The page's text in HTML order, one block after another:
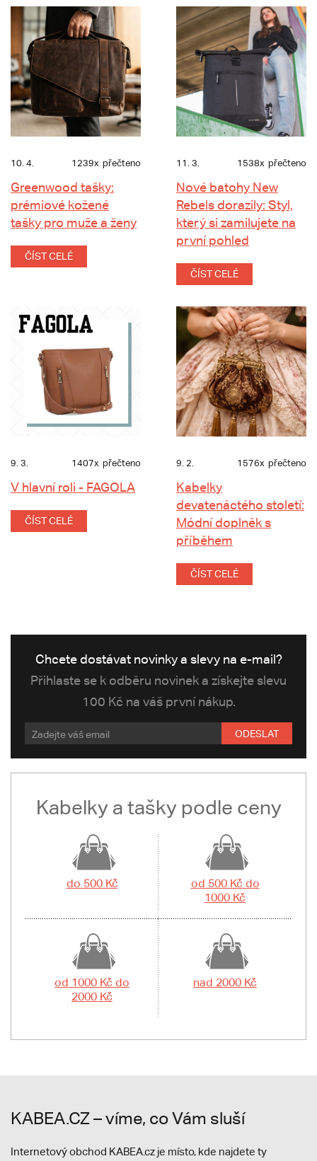
10. 4. 1239x přečteno
Greenwood tašky:
prémiové kožené
tašky pro muže a ženy
ČÍST CELÉ
11. 3. 1538x přečteno
Nové batohy New
Rebels dorazily: Styl,
který si zamilujete na
první pohled
ČÍST CELÉ
9. 3. 1407x přečteno
V hlavní roli - FAGOLA
ČÍST CELÉ
9. 2. 1576x přečteno
Kabelky
devatenáctého století:
Módní doplněk s
příběhem
ČÍST CELÉ
Chcete dostávat novinky a slevy na e-mail?
Přihlaste se k odběru novinek a získejte slevu
100 Kč na váš první nákup.
ODESLAT
Kabelky a tašky podle ceny
do 500 Kč
od 500 Kč do
1000 Kč
od 1000 Kč do
2000 Kč
nad 2000 Kč
KABEA.CZ – víme, co Vám sluší
Internetový obchod KABEA.cz je místo, kde najdete ty